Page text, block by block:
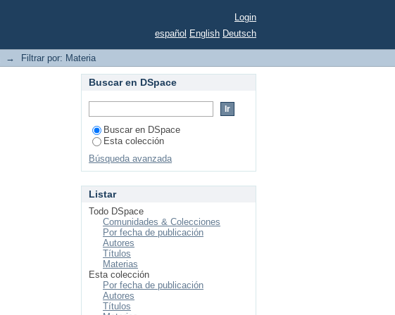
Login
español English Deutsch
→ Filtrar por: Materia
Buscar en DSpace
Buscar en DSpace
Esta colección
Búsqueda avanzada
Listar
Todo DSpace
Comunidades & Colecciones
Por fecha de publicación
Autores
Títulos
Materias
Esta colección
Por fecha de publicación
Autores
Títulos